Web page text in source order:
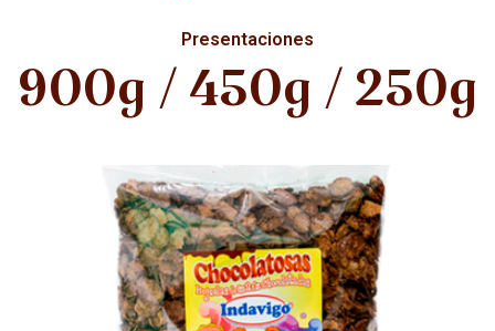
Presentaciones
900g / 450g / 250g